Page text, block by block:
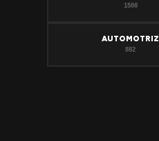
1508
AUTOMOTRIZ
882